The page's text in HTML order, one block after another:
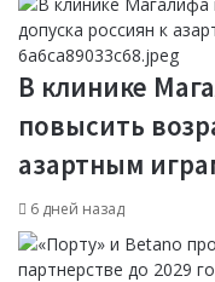
В клинике
повысить
азартным
6 дней назад